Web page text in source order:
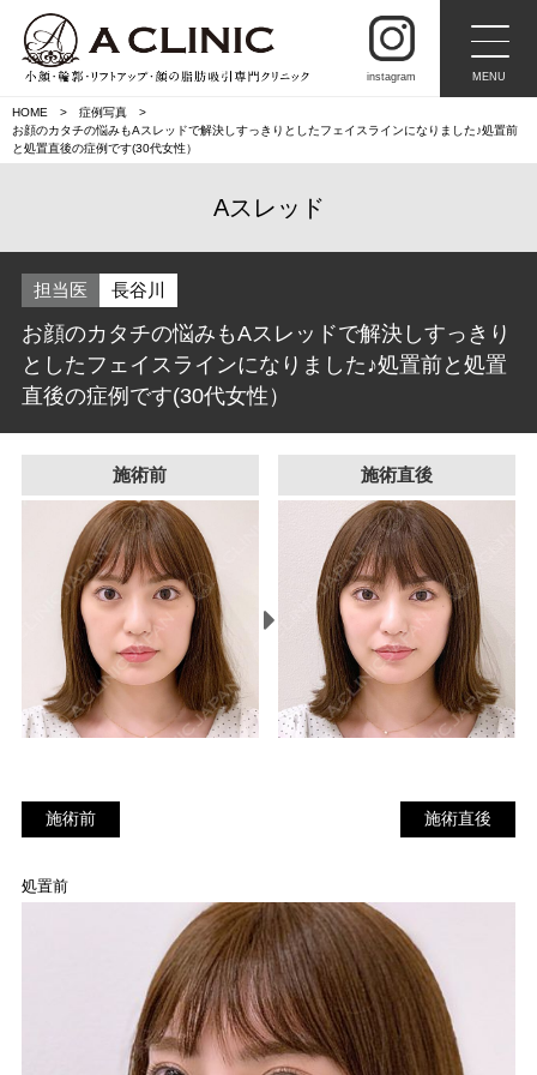
instagram MENU
HOME
症例写真
お顔のカタチの悩みもAスレッドで解決しすっきりとしたフェイスラインになりました♪処置前
と処置直後の症例です(30代女性）
Aスレッド
担当医 長谷川
お顔のカタチの悩みもAスレッドで解決しすっきり
としたフェイスラインになりました♪処置前と処置
直後の症例です(30代女性）
施術前 施術直後
後
施術前 施術直後
処置前